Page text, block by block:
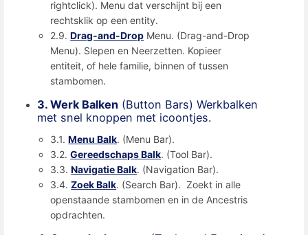
rightclick). Menu dat verschijnt bij een
rechtsklik op een entity.
2.9.Drag-and-Drop Menu. (Drag-and-Drop
Menu). Slepen en Neerzetten. Kopieer
entiteit, of hele familie, binnen of tussen
stambomen.
3. Werk Balken (Button Bars) Werkbalken
met snel knoppen met icoontjes.
3.1.Menu Balk. (Menu Bar).
3.2.Gereedschaps Balk. (Tool Bar).
3.3.Navigatie Balk. (Navigation Bar).
3.4.Zoek Balk. (Search Bar). Zoekt in alle
openstaande stambomen en in de Ancestris
opdrachten.